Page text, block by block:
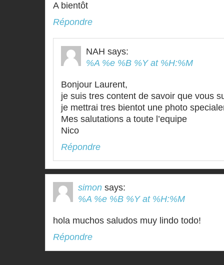
A bientôt
Répondre
NAH says:
%A %e %B %Y at %H:%M
Bonjour Laurent,
je suis tres content de savoir que vous
je mettrai tres bientot une photo
Mes salutations a toute l’equipe
Nico
Répondre
simon says:
%A %e %B %Y at %H:%M
hola muchos saludos muy lindo todo!
Répondre